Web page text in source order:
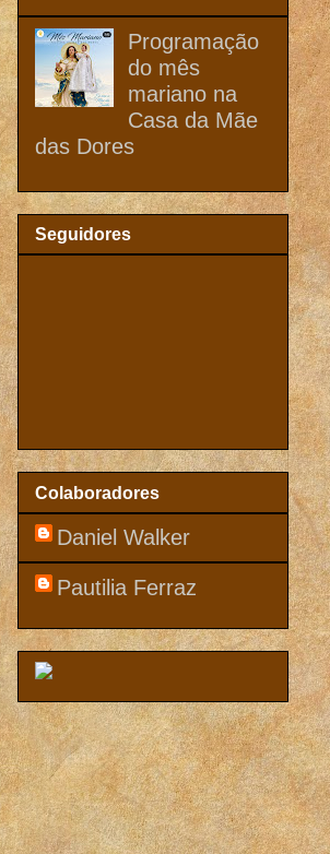
Programação
do mês
mariano na
Casa da Mãe
das Dores
Seguidores
Colaboradores
Daniel Walker
Pautilia Ferraz